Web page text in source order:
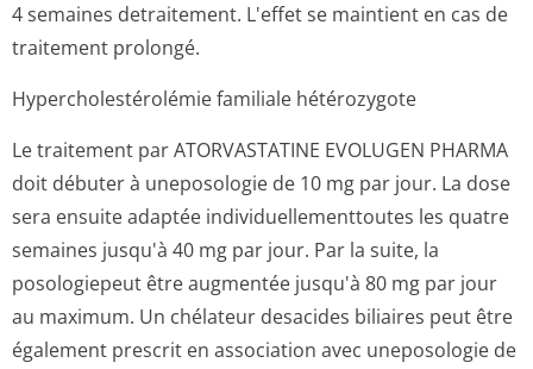
4 semaines detraitement. L'effet se maintient en cas de
traitement prolongé.
Hypercholesté­rolémie familiale hétérozygote
Le traitement par ATORVASTATINE EVOLUGEN PHARMA
doit débuter à uneposologie de 10 mg par jour. La dose
sera ensuite adaptée individuellemen­ttoutes les quatre
semaines jusqu'à 40 mg par jour. Par la suite, la
posologiepeut être augmentée jusqu'à 80 mg par jour
au maximum. Un chélateur desacides biliaires peut être
également prescrit en association avec uneposologie de